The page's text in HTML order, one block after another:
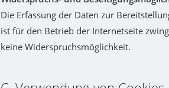
Die Erfassung der Daten zur
ist für den Betrieb der Internetseite
keine Widerspruchsmöglichkeit.